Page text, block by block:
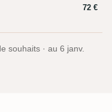
72 €
souhaits · au 6 janv.